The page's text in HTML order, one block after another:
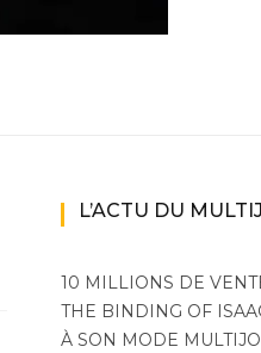
L’ACTU DU
10 MILLIONS DE
THE BINDING OF
À SON MODE